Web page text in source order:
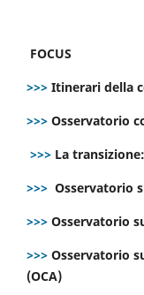
FOCUS
>>> Itinerari della
>>> Osservatorio
>>> La
>>> Osservatorio
>>> Osservatorio
>>> Osservatorio
(OCA)